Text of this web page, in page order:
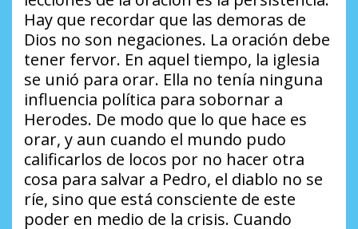
Hay que recordar que las demoras de
Dios no son negaciones. La oración debe
tener fervor. En aquel tiempo, la iglesia
se unió para orar. Ella no tenía ninguna
influencia política para sobornar a
Herodes. De modo que lo que hace es
orar, y aun cuando el mundo pudo
calificarlos de locos por no hacer otra
cosa para salvar a Pedro, el diablo no se
ríe, sino que está consciente de este
poder en medio de la crisis. Cuando